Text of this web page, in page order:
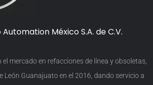
Automation México S.A. de C.V.
el mercado en refacciones de línea y obsoletas,
León Guanajuato en el 2016, dando servicio a